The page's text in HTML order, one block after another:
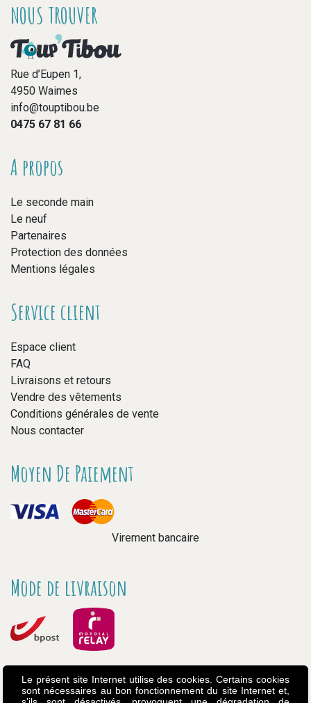
NOUS TROUVER
Rue d’Eupen 1,
4950 Waimes
info@touptibou.be
0475 67 81 66
A propos
Le seconde main
Le neuf
Partenaires
Protection des données
Mentions légales
Service client
Espace client
FAQ
Livraisons et retours
Vendre des vêtements
Conditions générales de vente
Nous contacter
Moyen De Paiement
Virement bancaire
Mode de livraison
Le présent site Internet utilise des cookies. Certains cookies
sont nécessaires au bon fonctionnement du site Internet et,